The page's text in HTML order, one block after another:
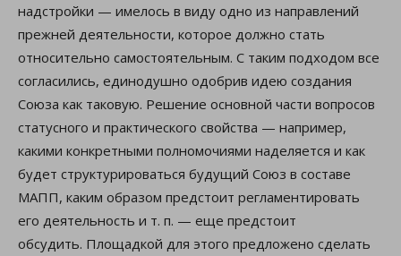
надстройки — имелось в виду одно из направлений
прежней деятельности, которое должно стать
относительно самостоятельным. С таким подходом все
согласились, единодушно одобрив идею создания
Союза как таковую. Решение основной части вопросов
статусного и практического свойства — например,
какими конкретными полномочиями наделяется и как
будет структурироваться будущий Союз в составе
МАПП, каким образом предстоит регламентировать
его деятельность и т. п. — еще предстоит
обсудить. Площадкой для этого предложено сделать